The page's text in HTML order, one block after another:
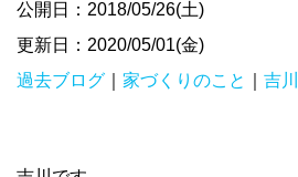
公開日：2018/05/26(土)
更新日：2020/05/01(金)
過去ブログ
家づくりのこと 吉